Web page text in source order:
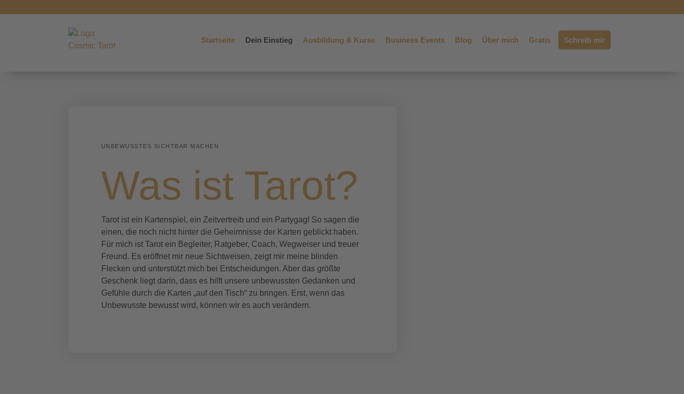
Startseite Dein Einstieg Ausbildung & Kurse Business Events Blog Über mich Gratis Schreib mir
UNBEWUSSTES SICHTBAR MACHEN
Was ist Tarot?
Tarot ist ein Kartenspiel, ein Zeitvertreib und ein Partygag! So sagen die
einen, die noch nicht hinter die Geheimnisse der Karten geblickt haben.
Für mich ist Tarot ein Begleiter, Ratgeber, Coach, Wegweiser und treuer
Freund. Es eröffnet mir neue Sichtweisen, zeigt mir meine blinden
Flecken und unterstützt mich bei Entscheidungen. Aber das größte
Geschenk liegt darin, dass es hilft unsere unbewussten Gedanken und
Gefühle durch die Karten „auf den Tisch“ zu bringen. Erst, wenn das
Unbewusste bewusst wird, können wir es auch verändern.